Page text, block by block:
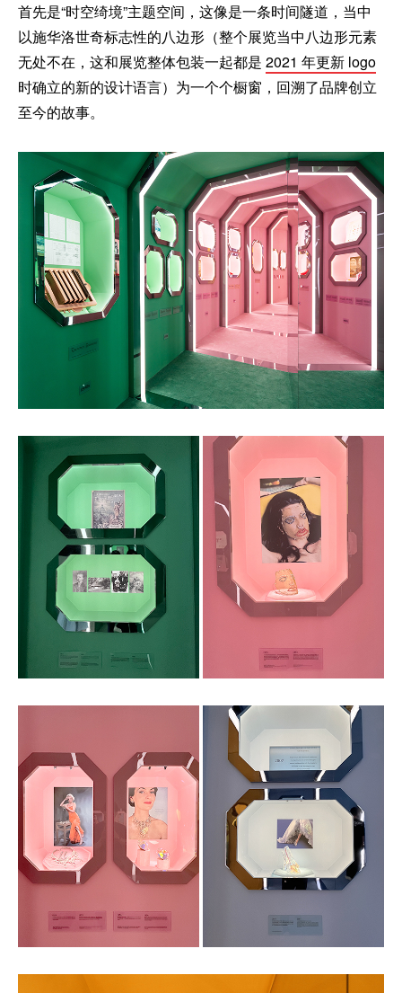
首先是“时空绮境”主题空间，这像是一条时间隧道，当中
以施华洛世奇标志性的八边形（整个展览当中八边形元素
无处不在，这和展览整体包装一起都是 2021 年更新 logo
时确立的新的设计语言）为一个个橱窗，回溯了品牌创立
至今的故事。